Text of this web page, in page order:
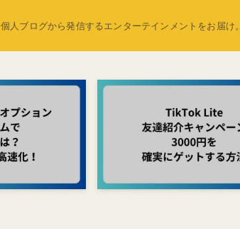
個人ブログから発信するエンターテインメントをお届け。